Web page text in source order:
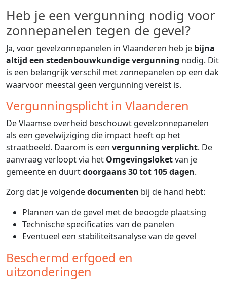
Heb je een vergunning nodig voor
zonnepanelen tegen de gevel?
Ja, voor gevelzonnepanelen in Vlaanderen heb je bijna
altijd een stedenbouwkundige vergunning nodig. Dit
is een belangrijk verschil met zonnepanelen op een dak
waarvoor meestal geen vergunning vereist is.
Vergunningsplicht in Vlaanderen
De Vlaamse overheid beschouwt gevelzonnepanelen
als een gevelwijziging die impact heeft op het
straatbeeld. Daarom is een vergunning verplicht. De
aanvraag verloopt via het Omgevingsloketvan je
gemeente en duurtdoorgaans 30 tot 105 dagen.
Zorg dat je volgendedocumenten bij de hand hebt:
Plannen van de gevel met de beoogde plaatsing
Technische specificaties van de panelen
Eventueel een stabiliteitsanalyse van de gevel
Beschermd erfgoed en
uitzonderingen